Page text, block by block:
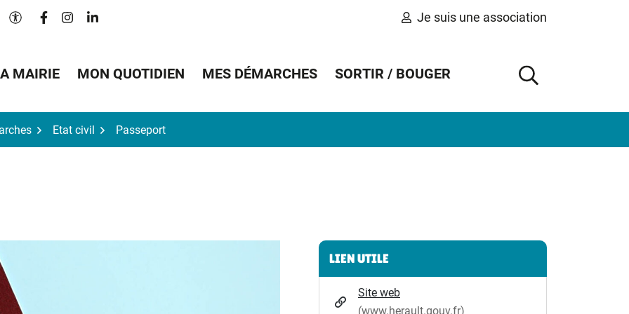
Paramètres d'accessibilité
Lien vers le compte Facebook
Lien vers le compte Instagram
Lien vers le compte Linkedin Je suis une association
MAIRIE MON QUOTIDIEN MES DÉMARCHES SORTIR / BOUGER
AFFICHER
Etat civil Passeport
Informations complémentaires
LIEN UTILE
Site web
(www.herault.gouv.fr)